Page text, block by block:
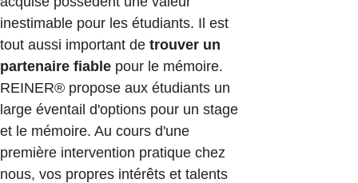
inestimable pour les étudiants. Il est
tout aussi important de trouver un
partenaire fiable pour le mémoire.
REINER® propose aux étudiants un
large éventail d'options pour un stage
et le mémoire. Au cours d'une
première intervention pratique chez
nous, vos propres intérêts et talents